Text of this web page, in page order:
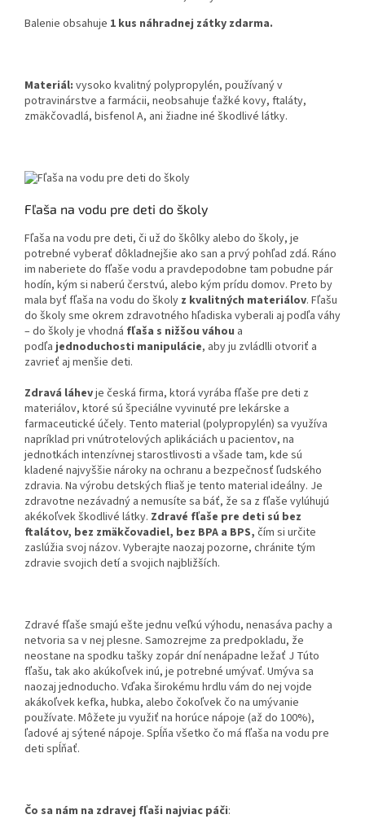
Balenie obsahuje 1 kus náhradnej zátky zdarma.
Materiál: vysoko kvalitný polypropylén, používaný v
potravinárstve a farmácii, neobsahuje ťažké kovy, ftaláty,
zmäkčovadlá, bisfenol A, ani žiadne iné škodlivé látky.
Fľaša na vodu pre deti do školy
Fľaša na vodu pre deti, či už do škôlky alebo do školy, je
potrebné vyberať dôkladnejšie ako san a prvý pohľad zdá. Ráno
im naberiete do fľaše vodu a pravdepodobne tam pobudne pár
hodín, kým si naberú čerstvú, alebo kým prídu domov. Preto by
mala byť fľaša na vodu do školy z kvalitných materiálov. Fľašu
do školy sme okrem zdravotného hľadiska vyberali aj podľa váhy
– do školy je vhodná fľaša s nižšou váhou a
podľa jednoduchosti manipulácie, aby ju zvládlli otvoriť a
zavrieť aj menšie deti.
Zdravá láhevje česká firma, ktorá vyrába fľaše pre deti z
materiálov, ktoré sú špeciálne vyvinuté pre lekárske a
farmaceutické účely. Tento material (polypropylén) sa využíva
napríklad pri vnútrotelových aplikáciách u pacientov, na
jednotkách intenzívnej starostlivosti a všade tam, kde sú
kladené najvyššie nároky na ochranu a bezpečnosť ľudského
zdravia. Na výrobu detských fliaš je tento material ideálny. Je
zdravotne nezávadný a nemusíte sa báť, že sa z fľaše vylúhujú
akékoľvek škodlivé látky. Zdravé fľaše pre deti sú bez
ftalátov, bez zmäkčovadiel, bez BPA a BPS, čím si určite
zaslúžia svoj názov. Vyberajte naozaj pozorne, chránite tým
zdravie svojich detí a svojich najbližších.
Zdravé fľaše smajú ešte jednu veľkú výhodu, nenasáva pachy a
netvoria sa v nej plesne. Samozrejme za predpokladu, že
neostane na spodku tašky zopár dní nenápadne ležať J Túto
fľašu, tak ako akúkoľvek inú, je potrebné umývať. Umýva sa
naozaj jednoducho. Vďaka širokému hrdlu vám do nej vojde
akákoľvek kefka, hubka, alebo čokoľvek čo na umývanie
používate. Môžete ju využiť na horúce nápoje (až do 100%),
ľadové aj sýtené nápoje. Spĺňa všetko čo má fľaša na vodu pre
deti spĺňať.
Čo sa nám na zdravej fľaši najviac páči: